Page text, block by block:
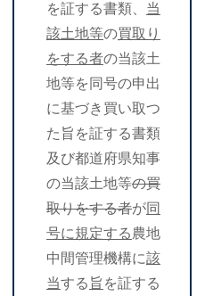
を証する書類、 当
該土地等の買取り
をする者の当該土
地等を同号の申出
に基づき買い取つ
た旨を証する書類
及び都道府県知事
の当該土地等の買
取りをする者が同
号に規定する 農地
中間管理機構に該
当する 旨 を証する